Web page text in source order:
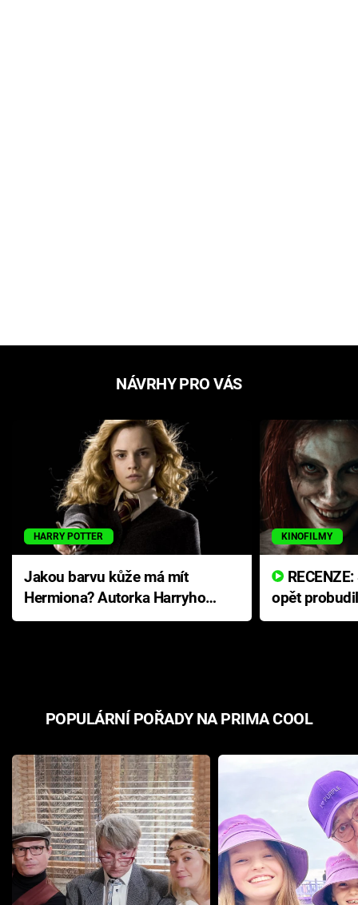
NÁVRHY PRO VÁS
HARRY POTTER
Jakou barvu kůže má mít
Hermiona? Autorka Harryho
Pottera přišla s ráznou
KINOFILMY
opět
přichází s
POPULÁRNÍ POŘADY NA PRIMA COOL